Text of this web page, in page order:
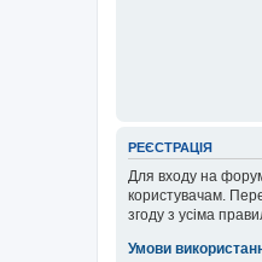
РЕЄСТРАЦІЯ
Для входу на
користувачам.
згоду з усіма
Умови